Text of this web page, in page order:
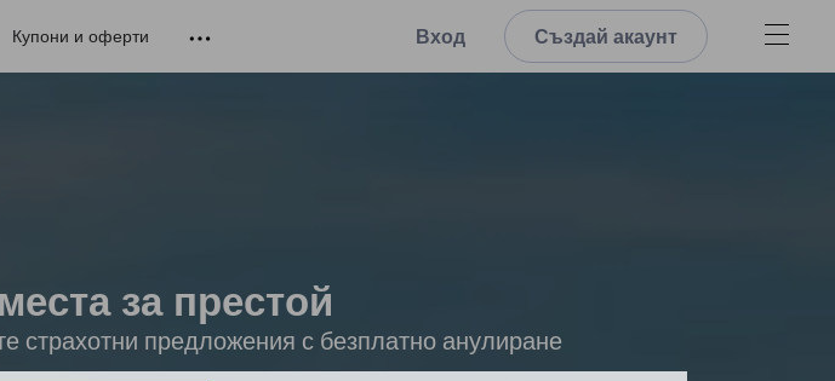
Купони и оферти Вход Създай акаунт
за престой
страхотни предложения с безплатно анулиране